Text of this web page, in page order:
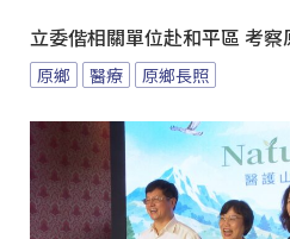
立委偕相關單位赴和平區 考察
原鄉 醫療 原鄉長照